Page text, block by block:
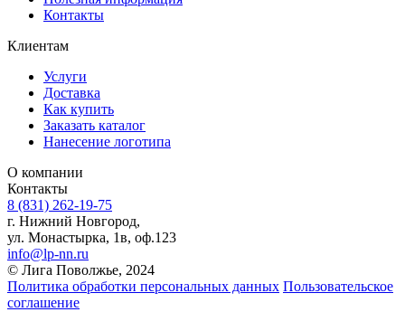
Контакты
Клиентам
Услуги
Доставка
Как купить
Заказать каталог
Нанесение логотипа
О компании
Контакты
8 (831) 262-19-75
г. Нижний Новгород,
ул. Монастырка, 1в, оф.123
info@lp-nn.ru
© Лига Поволжье, 2024
Политика обработки персональных данных Пользовательское
соглашение